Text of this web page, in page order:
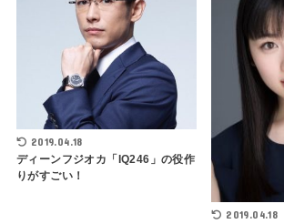
2019.04.18
ディーンフジオカ「IQ246」の役作
りがすごい！
2019.04.18